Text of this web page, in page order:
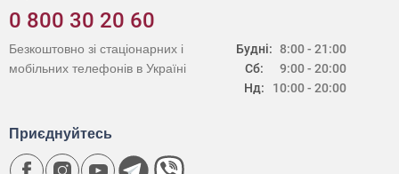
0 800 30 20 60
Будні:
Сб:
Нд:
8:00 - 21:00
9:00 - 20:00
10:00 - 20:00
Безкоштовно зі стаціонарних і
мобільних телефонів в Україні
Приєднуйтесь